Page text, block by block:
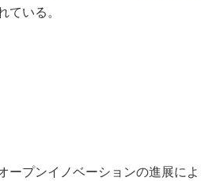
ている。
ープンイノベーションの進展によ